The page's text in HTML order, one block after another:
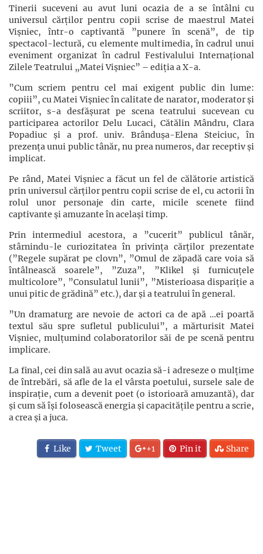
Tinerii suceveni au avut luni ocazia de a se întâlni cu
universul cărților pentru copii scrise de maestrul Matei
Vișniec, într-o captivantă ”punere în scenă”, de tip
spectacol-lectură, cu elemente multimedia, în cadrul unui
eveniment organizat în cadrul Festivalului Internațional
Zilele Teatrului „Matei Vișniec” – ediția a X-a.
”Cum scriem pentru cel mai exigent public din lume:
copiii”, cu Matei Vișniec în calitate de narator, moderator și
scriitor, s-a desfășurat pe scena teatrului sucevean cu
participarea actorilor Delu Lucaci, Cătălin Mândru, Clara
Popadiuc și a prof. univ. Brândușa-Elena Steiciuc, în
prezența unui public tânăr, nu prea numeros, dar receptiv și
implicat.
Pe rând, Matei Vișniec a făcut un fel de călătorie artistică
prin universul cărților pentru copii scrise de el, cu actorii în
rolul unor personaje din carte, micile scenete fiind
captivante și amuzante în același timp.
Prin intermediul acestora, a ”cucerit” publicul tânăr,
stârnindu-le curiozitatea în privința cărților prezentate
(”Regele supărat pe clovn”, ”Omul de zăpadă care voia să
întâlnească soarele”, ”Zuza”, ”Klikel și furnicuțele
multicolore”, ”Consulatul lunii”, ”Misterioasa dispariție a
unui pitic de grădină” etc.), dar și a teatrului în general.
”Un dramaturg are nevoie de actori ca de apă …ei poartă
textul său spre sufletul publicului”, a mărturisit Matei
Vișniec, mulțumind colaboratorilor săi de pe scenă pentru
implicare.
La final, cei din sală au avut ocazia să-i adreseze o mulțime
de întrebări, să afle de la el vârsta poetului, sursele sale de
inspirație, cum a devenit poet (o istorioară amuzantă), dar
și cum să își folosească energia și capacitățile pentru a scrie,
a crea și a juca.
Like Tweet +1 Pin it Share